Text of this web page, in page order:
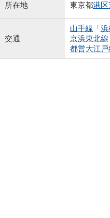
所在地 東京都港区
交通
山手線 「 浜
京浜東北線
都営大江戸